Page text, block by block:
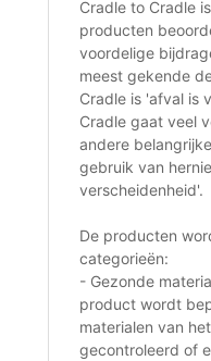
Cradle to Cradle
producten
voordelige
meest gekende
Cradle is 'afval is
Cradle gaat veel
andere
gebruik van
verscheidenheid'.
De producten
categorieën:
- Gezonde
product wordt
materialen van
gecontroleerd of